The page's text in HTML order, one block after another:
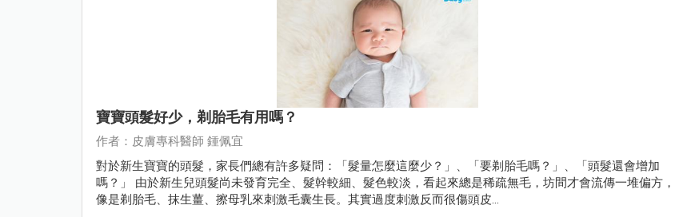
寶寶頭髮好少，剃胎毛有用嗎？
作者：皮膚專科醫師 鍾佩宜
對於新生寶寶的頭髮，家長們總有許多疑問：「髮量怎麼這麼少？」、「要剃胎毛嗎？」、「頭髮還會增加
嗎？」 由於新生兒頭髮尚未發育完全、髮幹較細、髮色較淡，看起來總是稀疏無毛，坊間才會流傳一堆偏方，
像是剃胎毛、抹生薑、擦母乳來刺激毛囊生長。其實過度刺激反而很傷頭皮...